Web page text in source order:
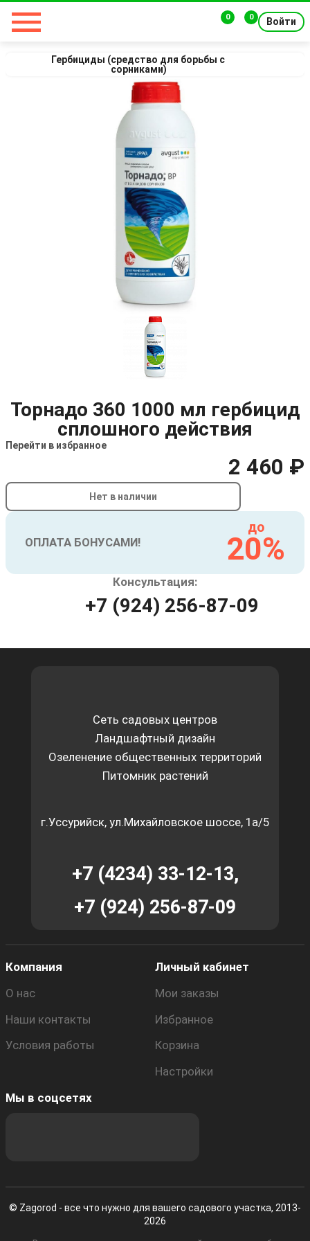
0 0 Войти
Гербициды (средство для борьбы с
сорниками)
Торнадо 360 1000 мл гербицид
сплошного действия
Перейти в избранное
2 460 ₽
Нет в наличии
ОПЛАТА БОНУСАМИ!
до
20%
Консультация:
+7 (924) 256-87-09
Сеть садовых центров
Ландшафтный дизайн
Озеленение общественных территорий
Питомник растений
г.Уссурийск, ул.Михайловское шоссе, 1а/5
+7 (4234) 33-12-13,
+7 (924) 256-87-09
Компания
О нас
Наши контакты
Условия работы
Личный кабинет
Мои заказы
Избранное
Корзина
Настройки
Мы в соцсетях
© Zagorod - все что нужно для вашего садового участка, 2013-
2026